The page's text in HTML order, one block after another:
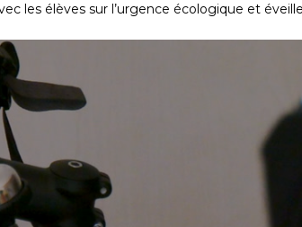
les élèves sur l’urgence écologique et